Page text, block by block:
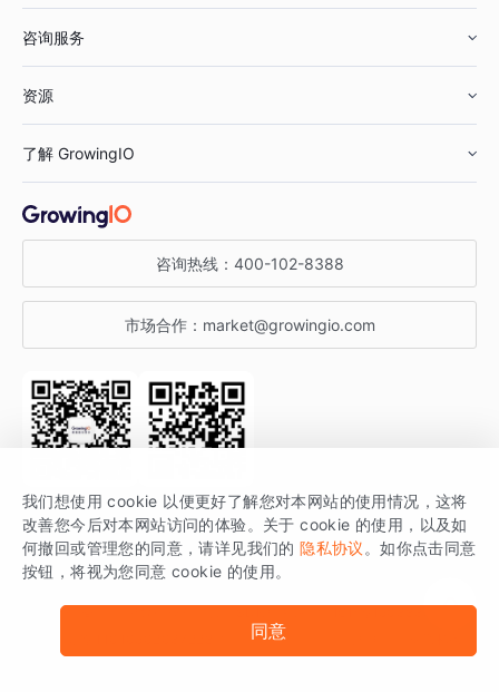
鞋服行业
汽车行业
金融行业
智能运营
获客分析
咨询服务
资源
增长公开课
增长博客
开发者文档
SDK 文档
场景指南
了解 GrowingIO
关于 GrowingIO
增长大会
行业活动
咨询热线： 400-102-8388
市场合作： market@growingio.com
关注公众号 获取更多干货
GrowingIO 是专注于数据智能分析与增长的品牌，核心平台为 GrowingIO
分析云。
版权所有 © 北京易数科技有限公司
我们想使用 cookie 以便更好了解您对本网站的使用情况，这将
改善您今后对本网站访问的体验。关于 cookie 的使用，以及如
何撤回或管理您的同意，请详见我们的 隐私协议 。如你点击同意
按钮，将视为您同意 cookie 的使用。
同意